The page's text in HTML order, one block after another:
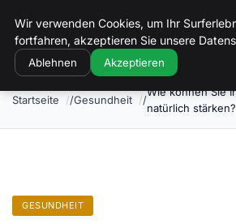
Luther In Bs
Startseite Gesundheit
Wie können Sie
natürlich stärken?
GESUNDHEIT
Wir verwenden Cookies, um Ihr
fortfahren, akzeptieren Sie unsere
Ablehnen Akzeptieren